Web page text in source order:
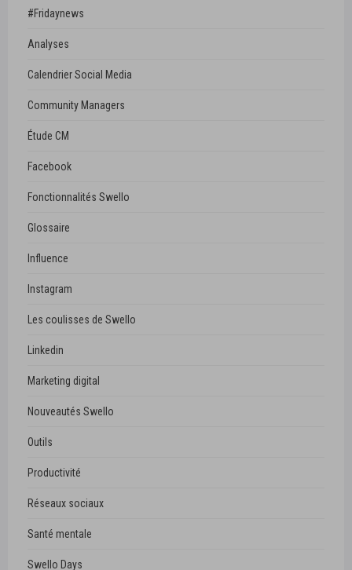
#Fridaynews
Analyses
Calendrier Social Media
Community Managers
Étude CM
Facebook
Fonctionnalités Swello
Glossaire
Influence
Instagram
Les coulisses de Swello
Linkedin
Marketing digital
Nouveautés Swello
Outils
Productivité
Réseaux sociaux
Santé mentale
Swello Days